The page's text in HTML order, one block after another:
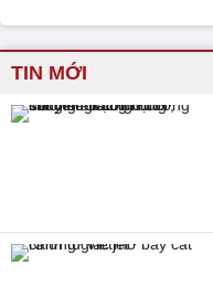
TIN MỚI